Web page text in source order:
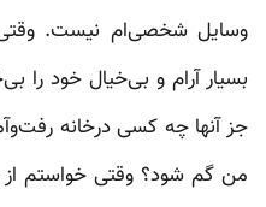
وسایل شخصی‌ام نیست.
بسیار آرام و بی‌خیال خود را
جز آنها چه کسی درخانه
من گم شود؟ وقتی خواستم از